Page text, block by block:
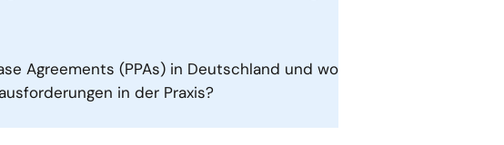
Agreements (PPAs) in Deutschland und wo
in der Praxis?